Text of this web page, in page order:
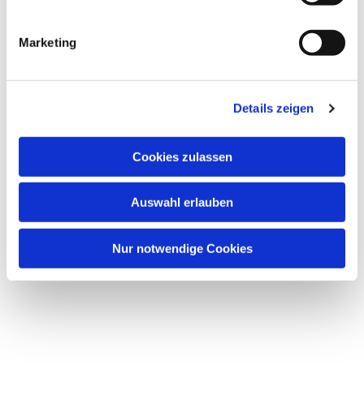
Marketing
Details zeigen
Cookies zulassen
Auswahl erlauben
Nur notwendige Cookies